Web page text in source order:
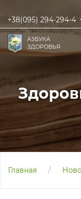
+38(095) 294-294-4
АЗБУКА
ЗДОРОВЬЯ
Главная /